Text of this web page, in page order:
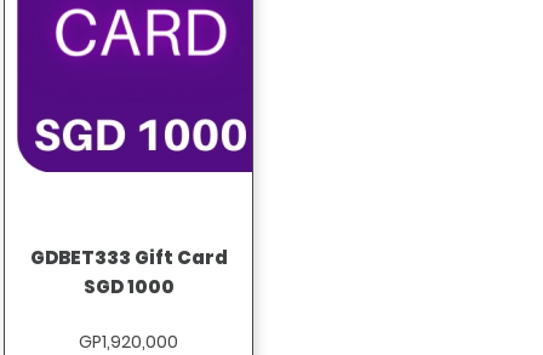
GDBET333 Gift Card
SGD 1000
GP1,920,000